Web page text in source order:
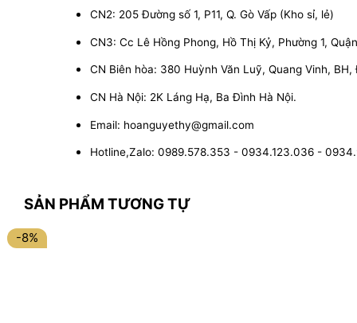
CN2: 205 Đường số 1, P11, Q. Gò Vấp (Kho sỉ, lẻ)
CN3: Cc Lê Hồng Phong, Hồ Thị Kỷ, Phường 1,
CN Biên hòa: 380 Huỳnh Văn Luỹ, Quang Vinh, BH,
CN Hà Nội: 2K Láng Hạ, Ba Đình Hà Nội.
Email: hoanguyethy@gmail.com
Hotline,Zalo: 0989.578.353 - 0934.123.036 -
SẢN PHẨM TƯƠNG TỰ
-8%